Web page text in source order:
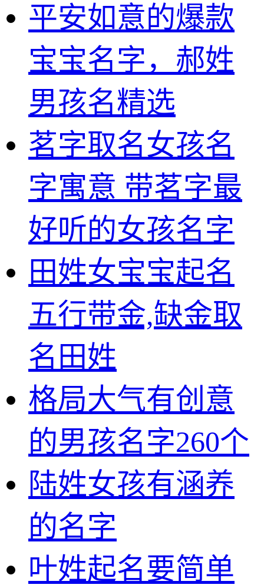
平安如意的爆款
宝宝名字，郝姓
男孩名精选
茗字取名女孩名
字寓意 带茗字最
好听的女孩名字
田姓女宝宝起名
五行带金,缺金取
名田姓
格局大气有创意
的男孩名字260个
陆姓女孩有涵养
的名字
叶姓起名要简单